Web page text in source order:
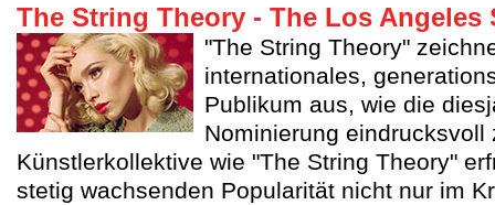
The String Theory - The Los Angeles
"The String Theory"
internationales,
Publikum aus, wie die
Nominierung eindrucksvoll
Künstlerkollektive wie "The String Theory"
stetig wachsenden Popularität nicht nur im